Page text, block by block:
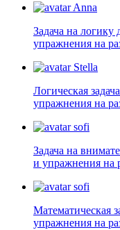
Anna
Задача на логику
упражнения на
Stella
Логическая
упражнения на
sofi
Задача на
и упражнения на
sofi
Математическая
упражнения на